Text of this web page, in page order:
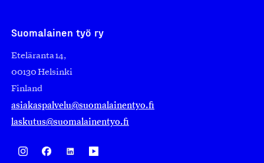
Suomalainen työ ry
Eteläranta 14,
00130 Helsinki
Finland
asiakaspalvelu@suomalainentyo.fi
laskutus@suomalainentyo.fi